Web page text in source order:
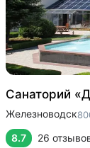
Санаторий
Железноводск
8.7 26